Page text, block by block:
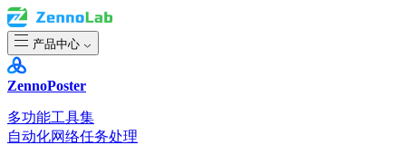
产品中心
ZennoPoster
多功能工具集
自动化网络任务处理